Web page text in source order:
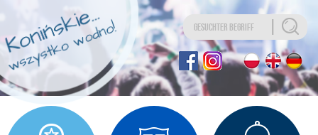
Uwaga:
Ta
strona
internetowa
zawiera
system
ułatwień
dostępu.